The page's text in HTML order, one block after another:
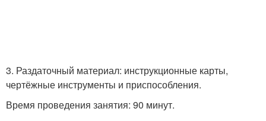
3. Раздаточный материал: инструкционные карты,
чертёжные инструменты и приспособления.
Время проведения занятия: 90 минут.